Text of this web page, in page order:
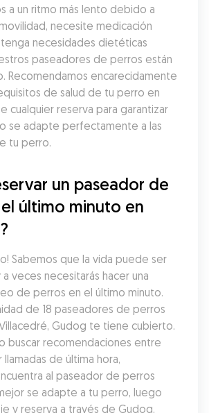
a un ritmo más lento debido a
necesite medicación
necesidades dietéticas
paseadores de perros están
Recomendamos encarecidamente
de salud de tu perro en
cualquier reserva para garantizar
se adapte perfectamente a las
tu perro.
un paseador de
último minuto en
Sabemos que la vida puede ser
veces necesitarás hacer una
de perros en el último minuto.
de 18 paseadores de perros
Gudog te tiene cubierto.
buscar recomendaciones entre
llamadas de última hora,
al paseador de perros
se adapte a tu perro, luego
y reserva a través de Gudog.